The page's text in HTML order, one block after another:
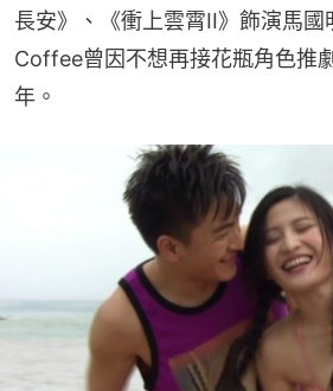
長安》、《衝上雲霄II》飾演馬國
Coffee曾因不想再接花瓶角色推
年。